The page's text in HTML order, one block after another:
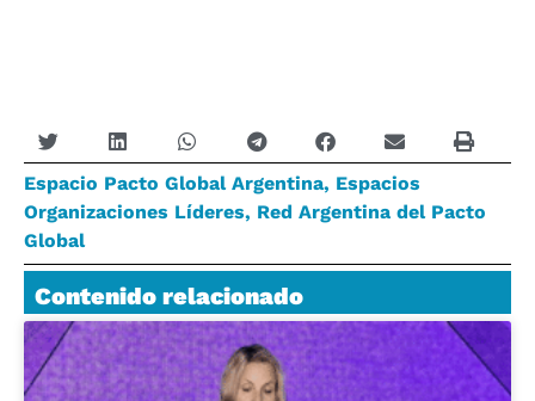
Espacio Pacto Global Argentina, Espacios
Organizaciones Líderes, Red Argentina del Pacto
Global
Contenido relacionado